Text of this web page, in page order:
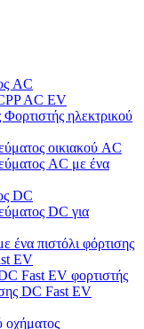
AC
AC EV
Φορτιστής ηλεκτρικού
οικιακού AC
AC με ένα
DC
DC για
ένα πιστόλι φόρτισης
EV
Fast EV φορτιστής
DC Fast EV
οχήματος